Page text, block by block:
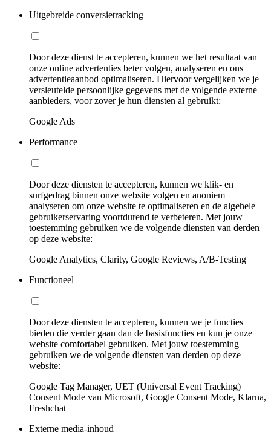
Uitgebreide conversietracking
Door deze dienst te accepteren, kunnen we het resultaat van
onze online advertenties beter volgen, analyseren en ons
advertentieaanbod optimaliseren. Hiervoor vergelijken we je
versleutelde persoonlijke gegevens met de volgende externe
aanbieders, voor zover je hun diensten al gebruikt:
Google Ads
Performance
Door deze diensten te accepteren, kunnen we klik- en
surfgedrag binnen onze website volgen en anoniem
analyseren om onze website te optimaliseren en de algehele
gebruikerservaring voortdurend te verbeteren. Met jouw
toestemming gebruiken we de volgende diensten van derden
op deze website:
Google Analytics, Clarity, Google Reviews, A/B-Testing
Functioneel
Door deze diensten te accepteren, kunnen we je functies
bieden die verder gaan dan de basisfuncties en kun je onze
website comfortabel gebruiken. Met jouw toestemming
gebruiken we de volgende diensten van derden op deze
website:
Google Tag Manager, UET (Universal Event Tracking)
Consent Mode van Microsoft, Google Consent Mode, Klarna,
Freshchat
Externe media-inhoud